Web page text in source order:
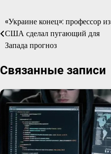
Навигация
по
«Украине конец»: профессор из
США сделал пугающий для
Запада прогноз
Связанные записи